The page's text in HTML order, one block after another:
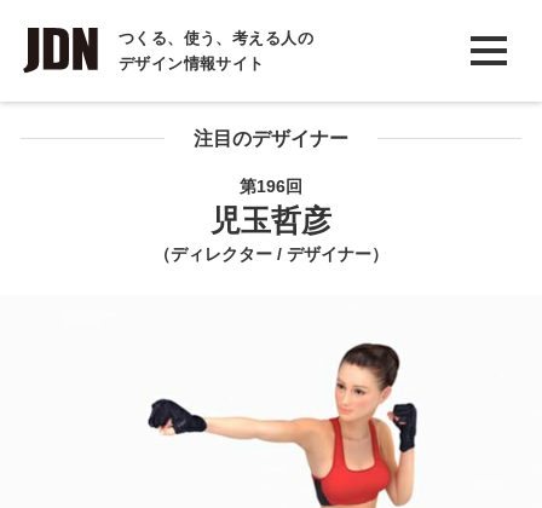
つくる、使う、考える人の
デザイン情報サイト
INTERVIEW
インタビュー
REPORT 注目のデザイナー
第196回
児玉哲彦
（ディレクター / デザイナー）